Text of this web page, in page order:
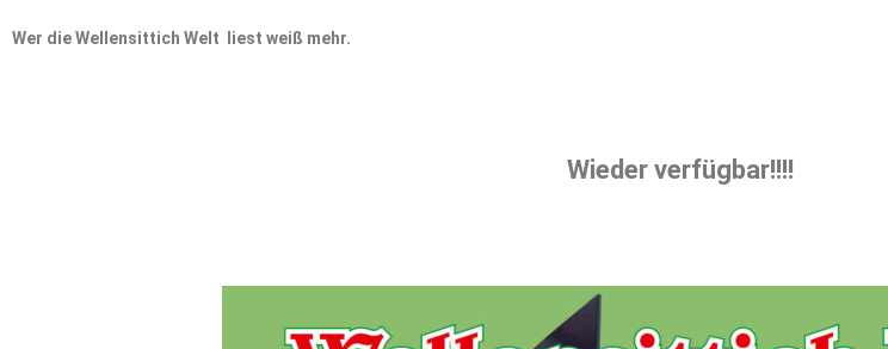
Wer die Wellensittich Welt liest weiß mehr.
Wieder verfügbar!!!!